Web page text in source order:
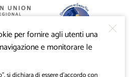
è cofinanziato dalla
europeo di sviluppo
per fornire agli utenti una
e monitorare le